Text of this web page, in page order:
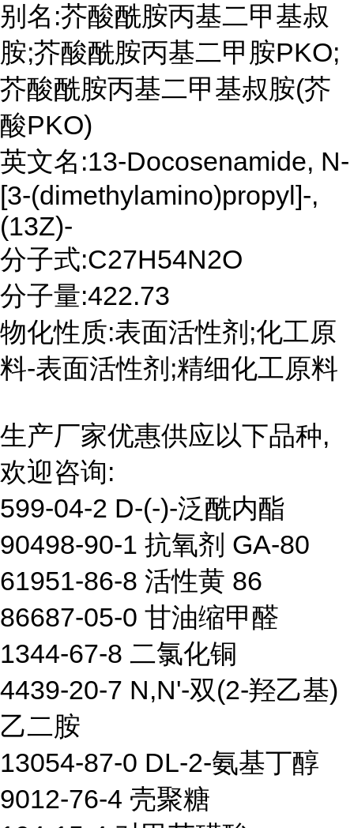
别名:芥酸酰胺丙基二甲基叔
胺;芥酸酰胺丙基二甲胺PKO;
芥酸酰胺丙基二甲基叔胺(芥
酸PKO)
英文名:13-Docosenamide, N-
[3-(dimethylamino)propyl]-,
(13Z)-
分子式:C27H54N2O
分子量:422.73
物化性质:表面活性剂;化工原
料-表面活性剂;精细化工原料
生产厂家优惠供应以下品种,
欢迎咨询:
599-04-2 D-(-)-泛酰内酯
90498-90-1 抗氧剂 GA-80
61951-86-8 活性黄 86
86687-05-0 甘油缩甲醛
1344-67-8 二氯化铜
4439-20-7 N,N'-双(2-羟乙基)
乙二胺
13054-87-0 DL-2-氨基丁醇
9012-76-4 壳聚糖